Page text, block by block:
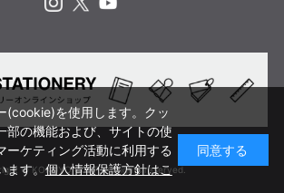
© KOKUYO CORP. All rights reserved.
(cookie)を使用します。クッ
部の機能および、サイトの使
ーケティング活動に利用する
ます。個人情報保護方針はこ
同意する